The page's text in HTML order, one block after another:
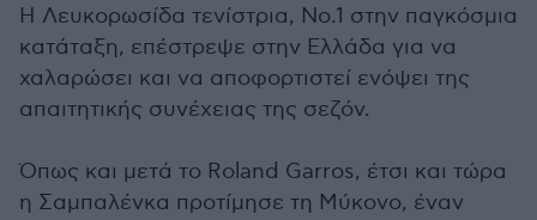
Η Λευκορωσίδα τενίστρια, Νο.1 στην παγκόσμια
κατάταξη, επέστρεψε στην Ελλάδα για να
χαλαρώσει και να αποφορτιστεί ενόψει της
απαιτητικής συνέχειας της σεζόν.
Όπως και μετά το Roland Garros, έτσι και τώρα
η Σαμπαλένκα προτίμησε τη Μύκονο, έναν